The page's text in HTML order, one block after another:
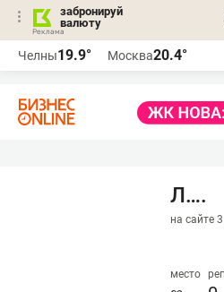
забронируй
валюту
Челны19.9° Москва20.4°
Л….
на сайте
место